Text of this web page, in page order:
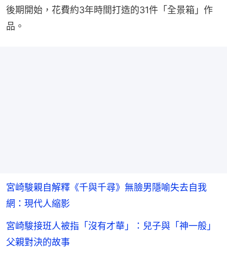
後期開始，花費約3年時間打造的31件「全景箱」作
品。
宮崎駿親自解釋《千與千尋》無臉男隱喻失去自我
網：現代人縮影
宮崎駿接班人被指「沒有才華」：兒子與「神一般」
父親對決的故事